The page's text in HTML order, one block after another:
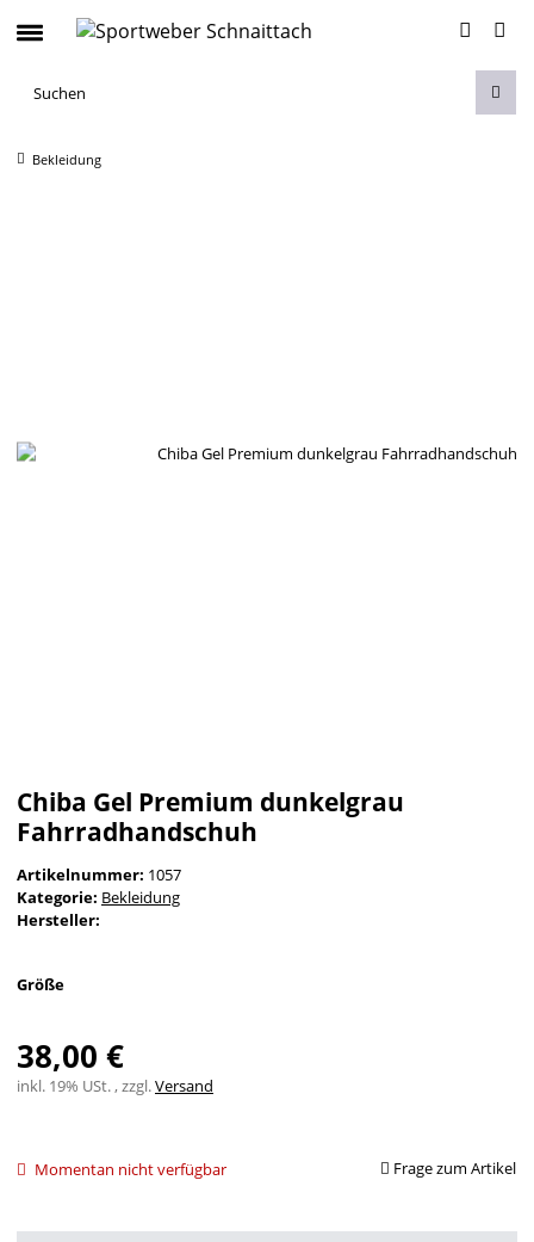
Bekleidung
Chiba Gel Premium dunkelgrau
Fahrradhandschuh
Artikelnummer: 1057
Kategorie: Bekleidung
Hersteller:
Größe
38,00 €
inkl. 19% USt. , zzgl.Versand
Momentan nicht verfügbar Frage zum Artikel